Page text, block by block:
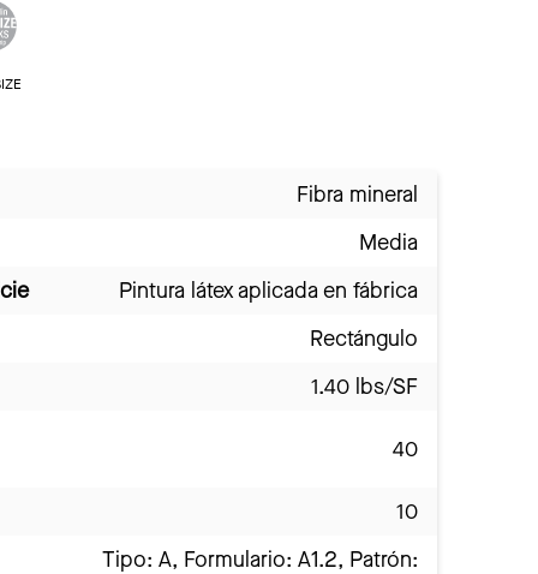
Fibra mineral
Media
Pintura látex aplicada en fábrica
Rectángulo
1.40 lbs/SF
40
10
Tipo: A, Formulario: A1.2, Patrón: